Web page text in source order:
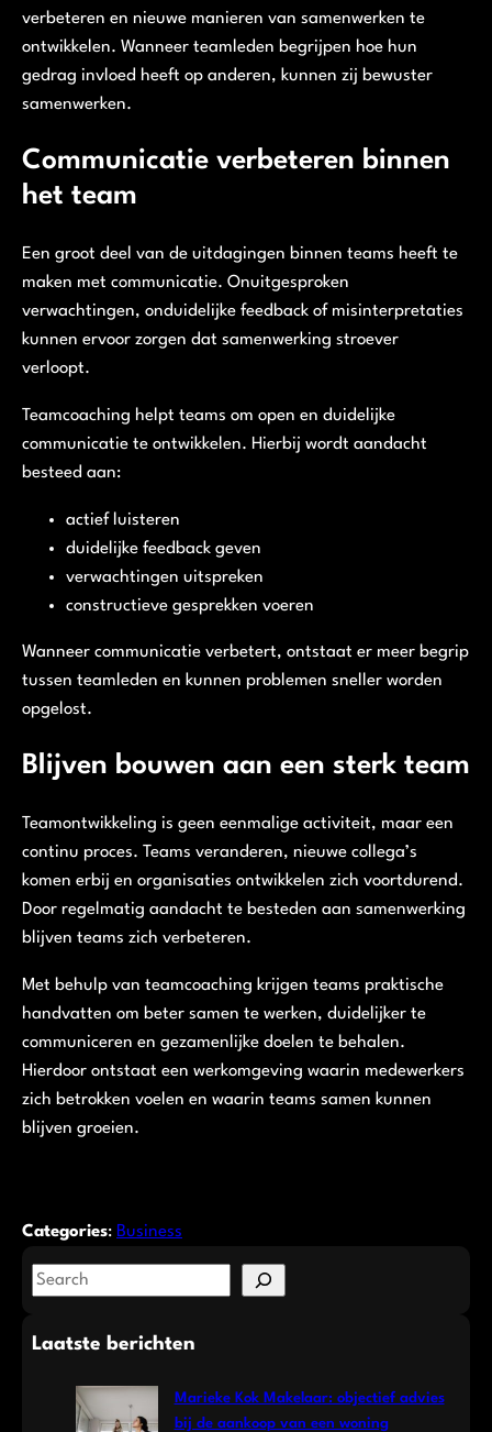
verbeteren en nieuwe manieren van samenwerken te
ontwikkelen. Wanneer teamleden begrijpen hoe hun
gedrag invloed heeft op anderen, kunnen zij bewuster
samenwerken.
Communicatie verbeteren binnen
het team
Een groot deel van de uitdagingen binnen teams heeft te
maken met communicatie. Onuitgesproken
verwachtingen, onduidelijke feedback of misinterpretaties
kunnen ervoor zorgen dat samenwerking stroever
verloopt.
Teamcoaching helpt teams om open en duidelijke
communicatie te ontwikkelen. Hierbij wordt aandacht
besteed aan:
actief luisteren
duidelijke feedback geven
verwachtingen uitspreken
constructieve gesprekken voeren
Wanneer communicatie verbetert, ontstaat er meer begrip
tussen teamleden en kunnen problemen sneller worden
opgelost.
Blijven bouwen aan een sterk team
Teamontwikkeling is geen eenmalige activiteit, maar een
continu proces. Teams veranderen, nieuwe collega’s
komen erbij en organisaties ontwikkelen zich voortdurend.
Door regelmatig aandacht te besteden aan samenwerking
blijven teams zich verbeteren.
Met behulp van teamcoaching krijgen teams praktische
handvatten om beter samen te werken, duidelijker te
communiceren en gezamenlijke doelen te behalen.
Hierdoor ontstaat een werkomgeving waarin medewerkers
zich betrokken voelen en waarin teams samen kunnen
blijven groeien.
Categories: Business
S
aLaatste berichten
Marieke Kok Makelaar: objectief advies
bij de aankoop van een woning